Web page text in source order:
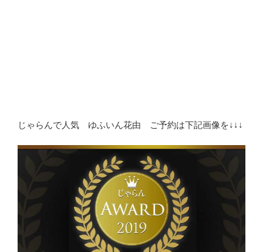
じゃらんで人気 ゆふいん花由 ご予約は下記画像を↓↓↓